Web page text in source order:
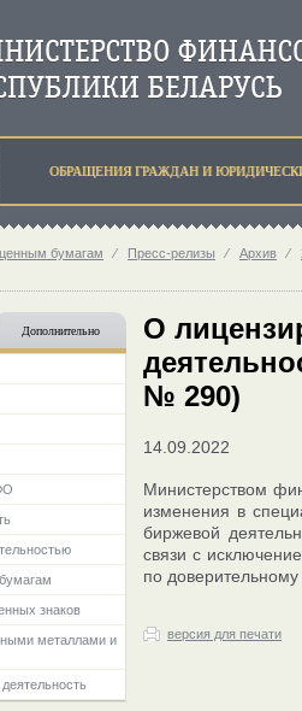
ОБРАЩЕНИЯ ГРАЖДАН И
бумагам ⁄ Пресс-релизы ⁄ Архив ⁄
Дополнительно
знаков
металлами и
О
№ 290)
14.09.2022
Министерством
изменения в
биржевой
связи с
по
версия для печати